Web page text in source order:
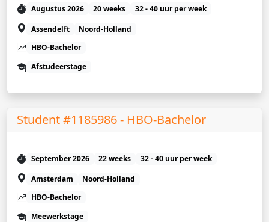
Augustus 2026 20 weeks
32 - 40 uur per week
Assendelft
Noord-Holland
HBO-Bachelor
Afstudeerstage
Student #1185986 - HBO-Bachelor
September 2026 22 weeks
32 - 40 uur per week
Amsterdam
Noord-Holland
HBO-Bachelor
Meewerkstage